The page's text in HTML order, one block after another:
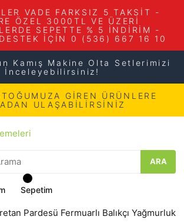
VADE FARKSIZ 5 TAKSİT -
ÖZEL 3000TL VE ÜZERİ
SEPETTE % 5 İNDİRİM -
DESTEK İÇİN 0 (536) 667 16 10
Kamış Makine Olta Setlerimizi
İnceleyebilirsiniz!
GİREN ÜRÜNLERE
ULAŞABİLİRSİNİZ
ARA
Sepetim